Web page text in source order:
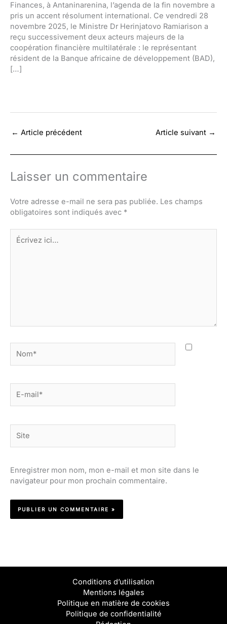
Finances, à Antaninarenina, l’agenda de la fin novembre a
pris un accent résolument international. Ce vendredi 28
novembre 2025, le Ministre Dr Herinjatovo Ramiarison a
reçu successivement deux acteurs majeurs de la
coopération financière multilatérale : le représentant
résident de la Banque africaine de développement (BAD),
[…]
← Article précédent Article suivant →
Laisser un commentaire
Votre adresse e-mail ne sera pas publiée. Les champs
obligatoires sont indiqués avec *
Écrivez
ici…
mail*
Enregistrer mon nom, mon e-mail et mon site dans le
navigateur pour mon prochain commentaire.
Conditions d’utilisation
Mentions légales
Politique en matière de cookies
Politique de confidentialité